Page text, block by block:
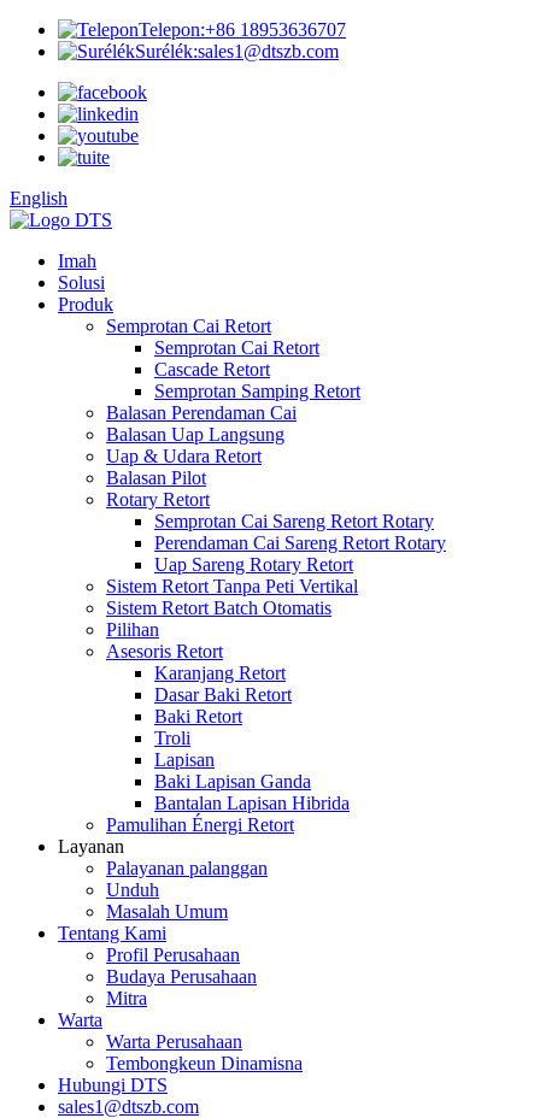
Telepon:+86 18953636707
Surélék:sales1@dtszb.com
English
Imah
Solusi
Produk
Semprotan Cai Retort
Semprotan Cai Retort
Cascade Retort
Semprotan Samping Retort
Balasan Perendaman Cai
Balasan Uap Langsung
Uap & Udara Retort
Balasan Pilot
Rotary Retort
Semprotan Cai Sareng Retort Rotary
Perendaman Cai Sareng Retort Rotary
Uap Sareng Rotary Retort
Sistem Retort Tanpa Peti Vertikal
Sistem Retort Batch Otomatis
Pilihan
Asesoris Retort
Karanjang Retort
Dasar Baki Retort
Baki Retort
Troli
Lapisan
Baki Lapisan Ganda
Bantalan Lapisan Hibrida
Pamulihan Énergi Retort
Layanan
Palayanan palanggan
Unduh
Masalah Umum
Tentang Kami
Profil Perusahaan
Budaya Perusahaan
Mitra
Warta
Warta Perusahaan
Tembongkeun Dinamisna
Hubungi DTS
sales1@dtszb.com